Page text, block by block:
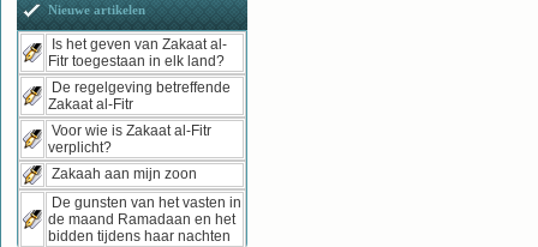
Nieuwe artikelen
Is het geven van Zakaat al-
Fitr toegestaan in elk land?
De regelgeving betreffende
Zakaat al-Fitr
Voor wie is Zakaat al-Fitr
verplicht?
Zakaah aan mijn zoon
De gunsten van het vasten in
de maand Ramadaan en het
bidden tijdens haar nachten